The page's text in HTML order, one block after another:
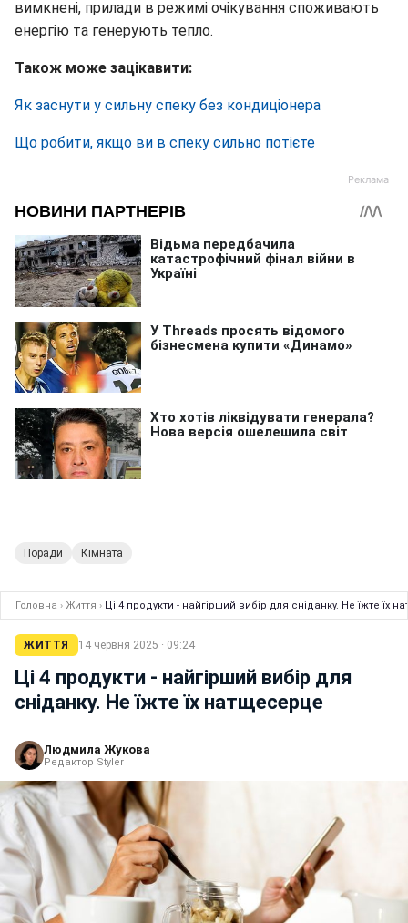
вимкнені, прилади в режимі очікування споживають
енергію та генерують тепло.
Також може зацікавити:
Як заснути у сильну спеку без кондиціонера
Що робити, якщо ви в спеку сильно потієте
Поради Кімната
Головна › Життя › Ці 4 продукти - найгірший вибір для сніданку. Не їжте їх
ЖИТТЯ 14 червня 2025 · 09:24
Ці 4 продукти - найгірший вибір для
сніданку. Не їжте їх натщесерце
Людмила Жукова
Редактор Styler